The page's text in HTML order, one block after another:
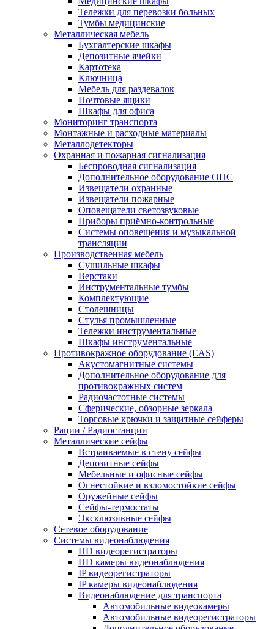
Тележки для перевозки больных
Тумбы медицинские
Металлическая мебель
Бухгалтерские шкафы
Депозитные ячейки
Картотека
Ключница
Мебель для раздевалок
Почтовые ящики
Шкафы для офиса
Мониторинг транспорта
Монтажные и расходные материалы
Металлодетекторы
Охранная и пожарная сигнализация
Беспроводная сигнализация
Дополнительное оборудование ОПС
Извещатели охранные
Извещатели пожарные
Оповещатели светозвуковые
Приборы приёмно-контрольные
Системы оповещения и музыкальной
трансляции
Производственная мебель
Cушильные шкафы
Верстаки
Инструментальные тумбы
Комплектующие
Столешницы
Стулья промышленные
Тележки инструментальные
Шкафы инструментальные
Противокражное оборудование (EAS)
Акустомагнитные системы
Дополнительное оборудование для
противокражных систем
Радиочастотные системы
Сферические, обзорные зеркала
Торговые крючки и защитные сейферы
Рации / Радиостанции
Металлические сейфы
Встраиваемые в стену сейфы
Депозитные сейфы
Мебельные и офисные сейфы
Огнестойкие и взломостойкие сейфы
Оружейные сейфы
Сейфы-термостаты
Эксклюзивные сейфы
Сетевое оборудование
Системы видеонаблюдения
HD видеорегистраторы
HD камеры видеонаблюдения
IP видеорегистраторы
IP камеры видеонаблюдения
Видеонаблюдение для транспорта
Автомобильные видеокамеры
Автомобильные видеорегистраторы